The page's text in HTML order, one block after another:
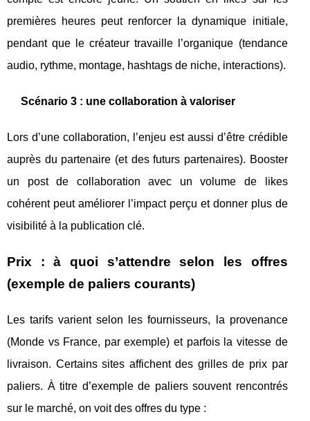
premières heures peut renforcer la dynamique initiale,
pendant que le créateur travaille l’organique (tendance
audio, rythme, montage, hashtags de niche, interactions).
Scénario 3 : une collaboration à valoriser
Lors d’une collaboration, l’enjeu est aussi d’être crédible
auprès du partenaire (et des futurs partenaires). Booster
un post de collaboration avec un volume de likes
cohérent peut améliorer l’impact perçu et donner plus de
visibilité à la publication clé.
Prix : à quoi s’attendre selon les offres
(exemple de paliers courants)
Les tarifs varient selon les fournisseurs, la provenance
(Monde vs France, par exemple) et parfois la vitesse de
livraison. Certains sites affichent des grilles de prix par
paliers. À titre d’exemple de paliers souvent rencontrés
sur le marché, on voit des offres du type :